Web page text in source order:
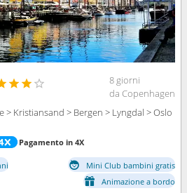
8 giorni
da Copenhagen
Kristiansand > Bergen > Lyngdal > Oslo
Pagamento in 4X
Mini Club bambini gratis
Animazione a bordo